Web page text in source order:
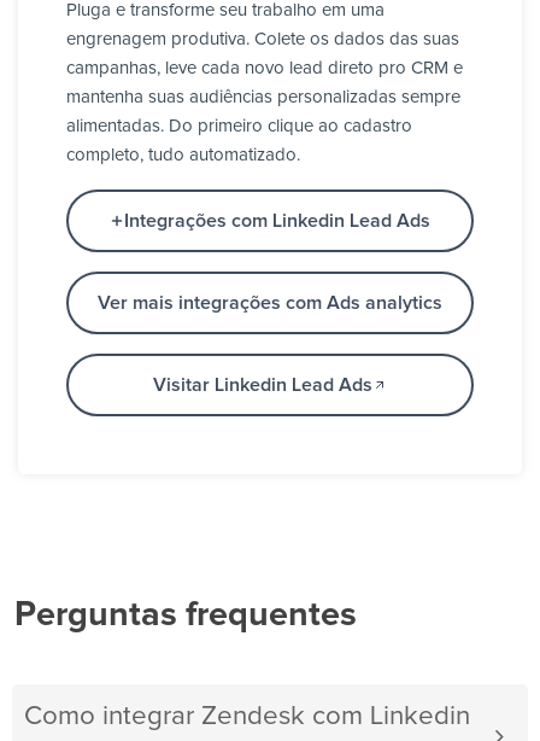
Pluga e transforme seu trabalho em uma
engrenagem produtiva. Colete os dados das suas
campanhas, leve cada novo lead direto pro CRM e
mantenha suas audiências personalizadas sempre
alimentadas. Do primeiro clique ao cadastro
completo, tudo automatizado.
Integrações com Linkedin Lead Ads
Ver mais integrações com Ads analytics
Visitar Linkedin Lead Ads
Perguntas frequentes
Como integrar Zendesk com Linkedin